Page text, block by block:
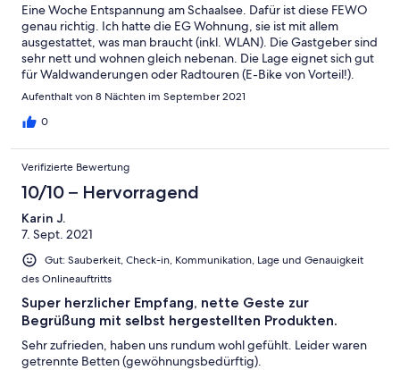
Eine Woche Entspannung am Schaalsee. Dafür ist diese FEWO
genau richtig. Ich hatte die EG Wohnung, sie ist mit allem
ausgestattet, was man braucht (inkl. WLAN). Die Gastgeber sind
sehr nett und wohnen gleich nebenan. Die Lage eignet sich gut
für Waldwanderungen oder Radtouren (E-Bike von Vorteil!).
Regionale und überregionale Ausflugsziele sind mit dem Auto
innerhalb 1 Stunde erreichbar. Einkaufsmöglichkeiten gibt es in
Zarrentin. Ich habe mich sehr wohl gefühlt und kann die
Aufenthalt von 8 Nächten im September 2021
0
Verifizierte Bewertung
10/10 – Hervorragend
Karin J.
7. Sept. 2021
Gut: Sauberkeit, Check-in, Kommunikation, Lage und Genauigkeit
des Onlineauftritts
Super herzlicher Empfang, nette Geste zur
Begrüßung mit selbst hergestellten Produkten.
Sehr zufrieden, haben uns rundum wohl gefühlt. Leider waren
getrennte Betten (gewöhnungsbedürftig).